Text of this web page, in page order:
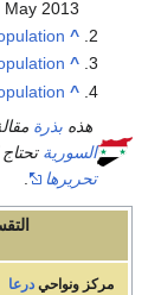
May 2013
^
^
^
هذه بذرة
السورية
تحريرها
مركز ونواحيدرعا